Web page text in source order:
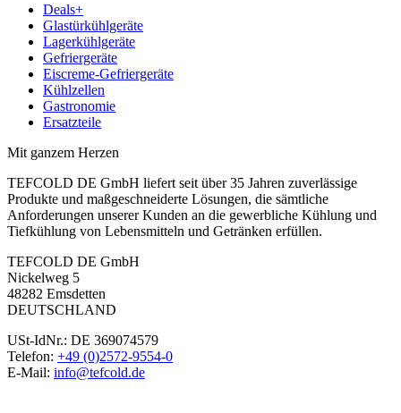
Deals+
Glastürkühlgeräte
Lagerkühlgeräte
Gefriergeräte
Eiscreme-Gefriergeräte
Kühlzellen
Gastronomie
Ersatzteile
Mit ganzem Herzen
TEFCOLD DE GmbH liefert seit über 35 Jahren zuverlässige
Produkte und maßgeschneiderte Lösungen, die sämtliche
Anforderungen unserer Kunden an die gewerbliche Kühlung und
Tiefkühlung von Lebensmitteln und Getränken erfüllen.
TEFCOLD DE GmbH
Nickelweg 5
48282 Emsdetten
DEUTSCHLAND
USt-IdNr.: DE 369074579
Telefon: +49 (0)2572-9554-0
E-Mail: info@tefcold.de